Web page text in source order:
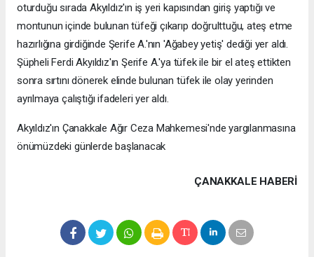
oturduğu sırada Akyıldız'ın iş yeri kapısından giriş yaptığı ve
montunun içinde bulunan tüfeği çıkarıp doğrulttuğu, ateş etme
hazırlığına girdiğinde Şerife A.'nın 'Ağabey yetiş' dediği yer aldı.
Şüpheli Ferdi Akyıldız'ın Şerife A.'ya tüfek ile bir el ateş ettikten
sonra sırtını dönerek elinde bulunan tüfek ile olay yerinden
ayrılmaya çalıştığı ifadeleri yer aldı.
Akyıldız'ın Çanakkale Ağır Ceza Mahkemesi'nde yargılanmasına
önümüzdeki günlerde başlanacak
ÇANAKKALE HABERİ